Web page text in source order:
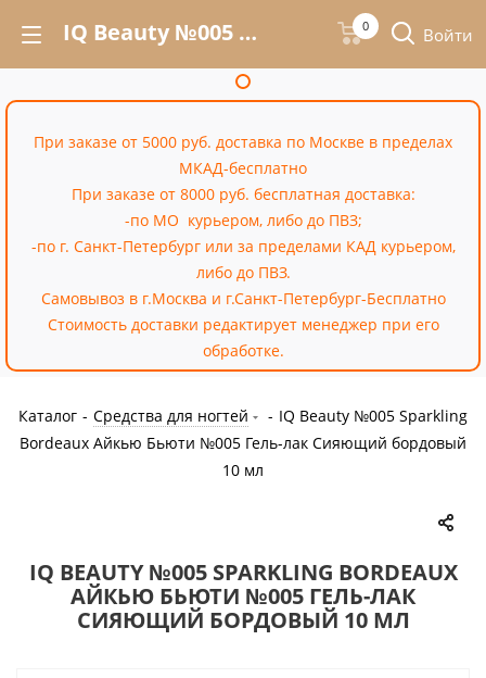
IQ Beauty №005 Sparkling Bordeaux Айкью Бьюти №005 Гель-лак Сияющий бордовый 10 мл – купить недорого в интернет-магазине «Cossale» 0 Войти
При заказе от 5000 руб. доставка по Москве в пределах
МКАД-бесплатно
При заказе от 8000 руб. бесплатная доставка:
-по МО курьером, либо до ПВЗ;
-по г. Санкт-Петербург или за пределами КАД курьером,
либо до ПВЗ.
Самовывоз в г.Москва и г.Санкт-Петербург-Бесплатно
Стоимость доставки редактирует менеджер при его
обработке.
Каталог - Средства для ногтей - IQ Beauty №005 Sparkling
Bordeaux Айкью Бьюти №005 Гель-лак Сияющий бордовый
10 мл
IQ BEAUTY №005 SPARKLING BORDEAUX
АЙКЬЮ БЬЮТИ №005 ГЕЛЬ-ЛАК
СИЯЮЩИЙ БОРДОВЫЙ 10 МЛ